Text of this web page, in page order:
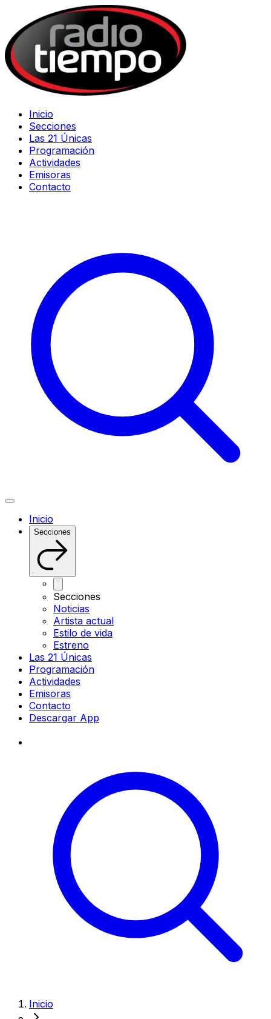
Inicio
Secciones
Las 21 Únicas
Programación
Actividades
Emisoras
Contacto
Inicio
Secciones
Secciones
Noticias
Artista actual
Estilo de vida
Estreno
Las 21 Únicas
Programación
Actividades
Emisoras
Contacto
Descargar App
Inicio